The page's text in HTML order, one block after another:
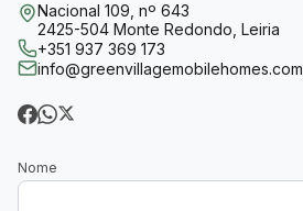
Nacional 109, nº 643
2425-504 Monte Redondo, Leiria
+351 937 369 173
info@greenvillagemobilehomes.com
Nome